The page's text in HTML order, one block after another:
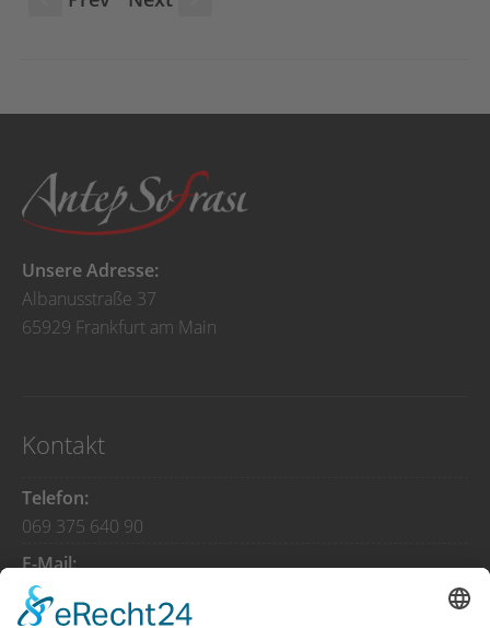
Unsere Adresse:
Albanusstraße 37
65929 Frankfurt am Main
Kontakt
Telefon:
069 375 640 90
E-Mail:
info@antepsofrasi-frankfurt.de